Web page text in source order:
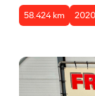
58.424 km 2020